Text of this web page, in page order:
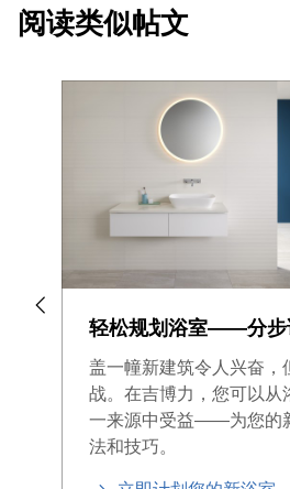
阅读类似帖文
轻松规划浴室——分步
盖一幢新建筑令人兴奋，
战。在吉博力，您可以从
一来源中受益——为您的
法和技巧。